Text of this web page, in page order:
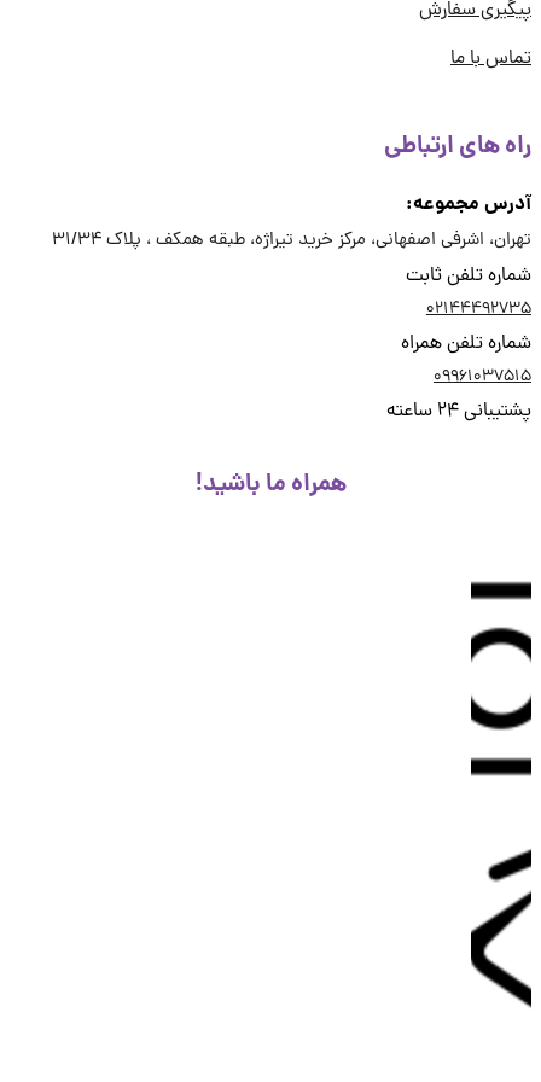
سفارش
با ما
های ارتباطی
مجموعه:
اشرفی اصفهانی، مرکز خرید تیراژه، طبقه همکف ، پلاک 31/34
تلفن ثابت
تلفن همراه
24 ساعته
همراه ما باشید!